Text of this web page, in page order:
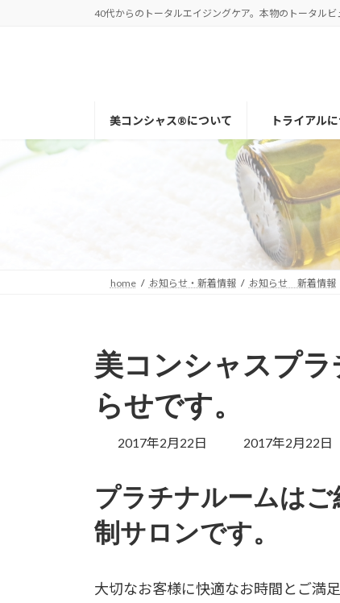
40代からのトータルエイジングケア。本物のトータル
美コンシャス®について トライアル
home お知らせ・新着情報 お知らせ 新着情報
美コンシャスプ
らせです。
2017年2月22日
最
新
時
2017年2月22日
プラチナルームは
制サロンです。
大切なお客様に快適なお時間とご満